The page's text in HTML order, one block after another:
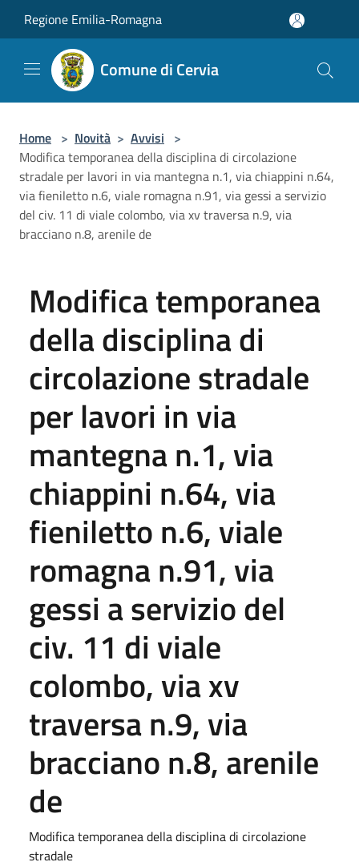
Regione Emilia-Romagna
Comune di Cervia
Home > Novità > Avvisi >
Modifica temporanea della disciplina di circolazione
stradale per lavori in via mantegna n.1, via chiappini n.64,
via fieniletto n.6, viale romagna n.91, via gessi a servizio
del civ. 11 di viale colombo, via xv traversa n.9, via
bracciano n.8, arenile de
Modifica temporanea
della disciplina di
circolazione stradale
per lavori in via
mantegna n.1, via
chiappini n.64, via
fieniletto n.6, viale
romagna n.91, via
gessi a servizio del
civ. 11 di viale
colombo, via xv
traversa n.9, via
bracciano n.8, arenile
de
Modifica temporanea della disciplina di circolazione
stradale